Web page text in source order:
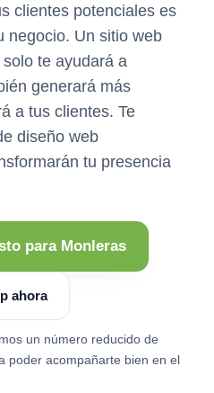
clientes potenciales es
negocio. Un sitio web
te ayudará a
generará más
a tus clientes. Te
diseño web
tu presencia
para Monleras
ahora
un número reducido de
poder acompañarte bien en el